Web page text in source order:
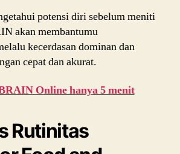
potensi diri sebelum meniti
akan membantumu
kecerdasan dominan dan
cepat dan akurat.
Online hanya 5 menit
Rutinitas